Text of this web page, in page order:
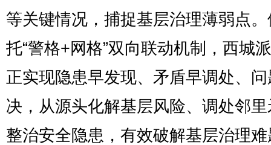
等关键情况，捕捉基层治理薄弱点。
托“警格+网格”双向联动机制，西城
正实现隐患早发现、矛盾早调处、
决，从源头化解基层风险、调处邻
整治安全隐患，有效破解基层治理